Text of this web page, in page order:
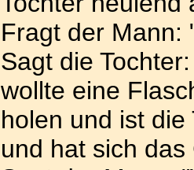
Fragt der Mann:
Sagt die
wollte eine
holen und ist
und hat sich